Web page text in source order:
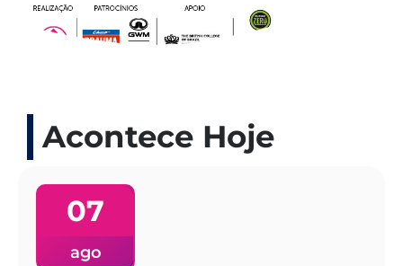
Acontece Hoje
07
ago